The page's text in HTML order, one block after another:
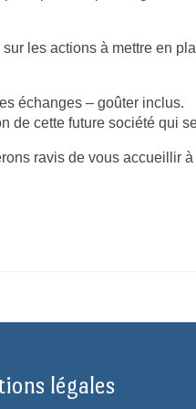
les actions à mettre en
échanges – goûter inclus.
de cette future société qui
ravis de vous accueillir
légales